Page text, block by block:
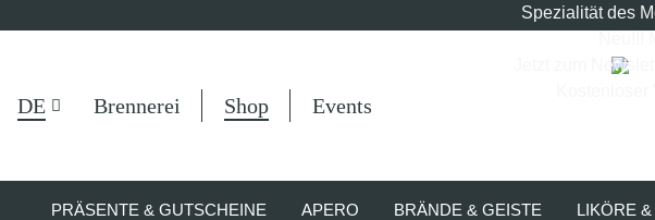
Spezialität des
Jetzt zum
DE Brennerei Shop Events
PRÄSENTE & GUTSCHEINE APERO BRÄNDE & GEISTE LIKÖRE